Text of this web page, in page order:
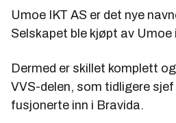
Umoe IKT AS er det nye
Selskapet ble kjøpt av Umoe
Dermed er skillet komplett
VVS-delen, som tidligere
fusjonerte inn i Bravida.